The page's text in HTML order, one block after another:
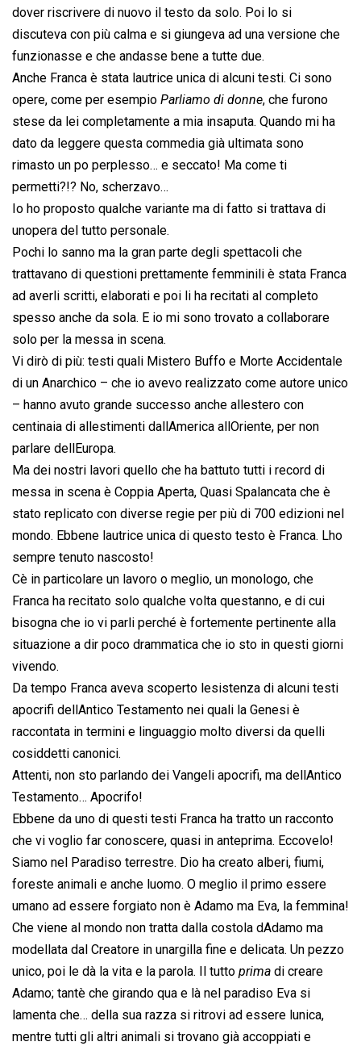
dover riscrivere di nuovo il testo da solo. Poi lo si
discuteva con più calma e si giungeva ad una versione che
funzionasse e che andasse bene a tutte due.
Anche Franca è stata lautrice unica di alcuni testi. Ci sono
opere, come per esempio  Parliamo di donne, che furono
stese da lei completamente a mia insaputa. Quando mi ha
dato da leggere questa commedia già ultimata sono
rimasto un po perplesso… e seccato! Ma come ti
permetti?!? No, scherzavo…
Io ho proposto qualche variante ma di fatto si trattava di
unopera del tutto personale.
Pochi lo sanno ma la gran parte degli spettacoli che
trattavano di questioni prettamente femminili è stata Franca
ad averli scritti, elaborati e poi li ha recitati al completo
spesso anche da sola. E io mi sono trovato a collaborare
solo per la messa in scena.
Vi dirò di più: testi quali Mistero Buffo e Morte Accidentale
di un Anarchico – che io avevo realizzato come autore unico
– hanno avuto grande successo anche allestero con
centinaia di allestimenti dallAmerica allOriente, per non
parlare dellEuropa.
Ma dei nostri lavori quello che ha battuto tutti i record di
messa in scena è Coppia Aperta, Quasi Spalancata che è
stato replicato con diverse regie per più di 700 edizioni nel
mondo. Ebbene lautrice unica di questo testo è Franca. Lho
sempre tenuto nascosto!
Cè in particolare un lavoro o meglio, un monologo, che
Franca ha recitato solo qualche volta questanno, e di cui
bisogna che io vi parli perché è fortemente pertinente alla
situazione a dir poco drammatica che io sto in questi giorni
vivendo.
Da tempo Franca aveva scoperto lesistenza di alcuni testi
apocrifi dellAntico Testamento nei quali la Genesi è
raccontata in termini e linguaggio molto diversi da quelli
cosiddetti canonici.
Attenti, non sto parlando dei Vangeli apocrifi, ma dellAntico
Testamento… Apocrifo!
Ebbene da uno di questi testi Franca ha tratto un racconto
che vi voglio far conoscere, quasi in anteprima. Eccovelo!
Siamo nel Paradiso terrestre. Dio ha creato alberi, fiumi,
foreste animali e anche luomo. O meglio il primo essere
umano ad essere forgiato non è Adamo ma Eva, la femmina!
Che viene al mondo non tratta dalla costola dAdamo ma
modellata dal Creatore in unargilla fine e delicata. Un pezzo
unico, poi le dà la vita e la parola. Il tutto  prima  di creare
Adamo; tantè che girando qua e là nel paradiso Eva si
lamenta che… della sua razza si ritrovi ad essere lunica,
mentre tutti gli altri animali si trovano già accoppiati e